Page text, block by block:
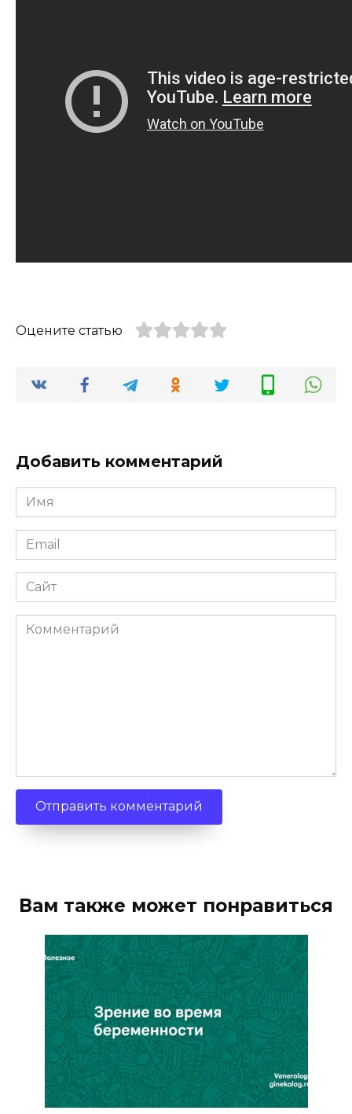
Оцените статью
Добавить комментарий
Имя
*
Email
*
Сайт
Комментарий
Вам также может понравиться